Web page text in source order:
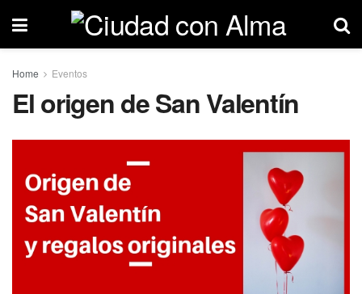
Home Eventos
El origen de San Valentín